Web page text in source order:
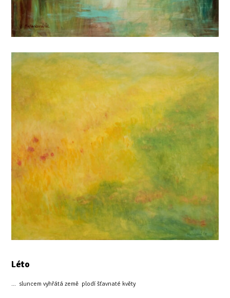
Léto
... sluncem vyhřátá země plodí šťavnaté květy